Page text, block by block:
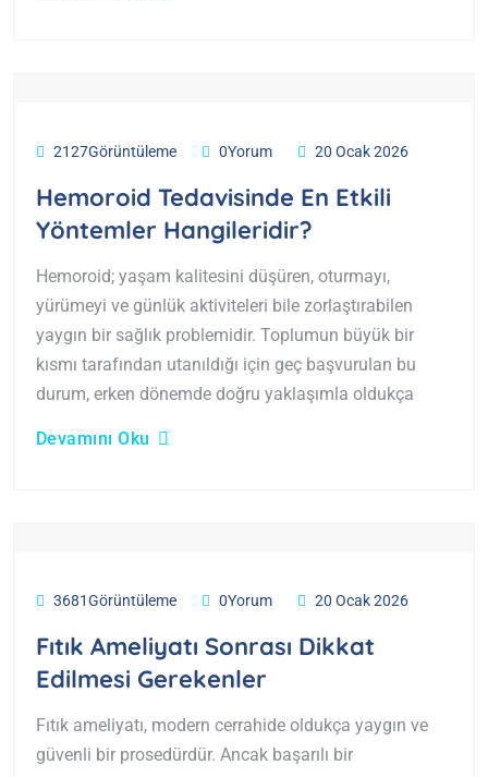
2127Görüntüleme 0Yorum 20 Ocak 2026
Hemoroid Tedavisinde En Etkili
Yöntemler Hangileridir?
Hemoroid; yaşam kalitesini düşüren, oturmayı,
yürümeyi ve günlük aktiviteleri bile zorlaştırabilen
yaygın bir sağlık problemidir. Toplumun büyük bir
kısmı tarafından utanıldığı için geç başvurulan bu
durum, erken dönemde doğru yaklaşımla oldukça
Devamını Oku
3681Görüntüleme 0Yorum 20 Ocak 2026
Fıtık Ameliyatı Sonrası Dikkat
Edilmesi Gerekenler
Fıtık ameliyatı, modern cerrahide oldukça yaygın ve
güvenli bir prosedürdür. Ancak başarılı bir